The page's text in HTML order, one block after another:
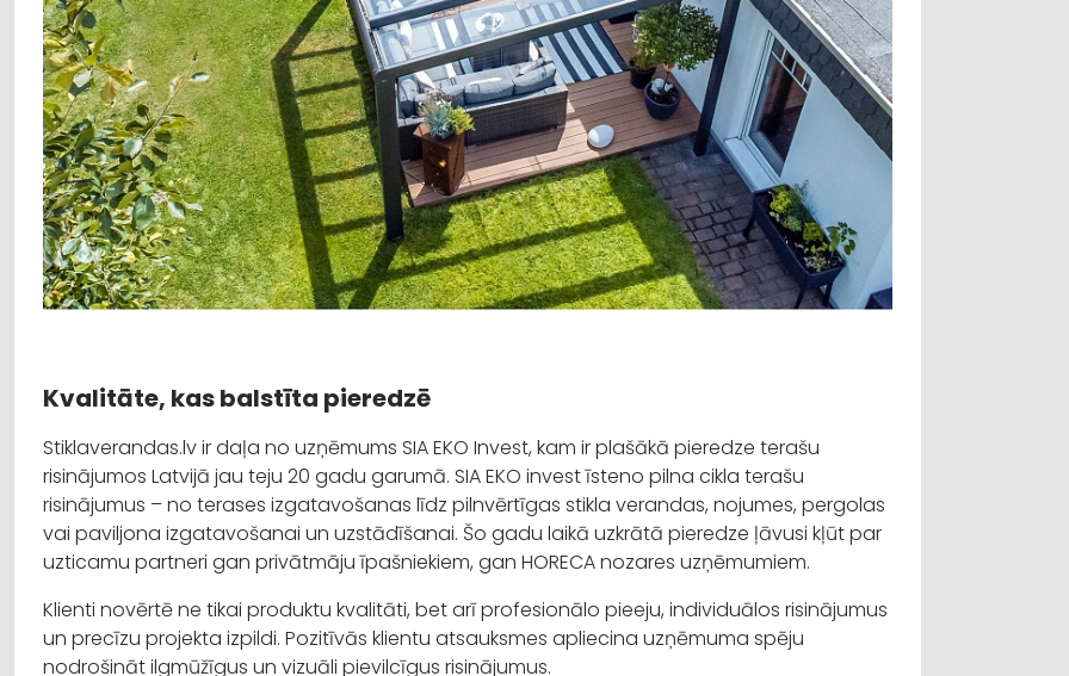
Kvalitāte, kas balstīta pieredzē
Stiklaverandas.lv ir daļa no uzņēmums SIA EKO Invest, kam ir plašākā pieredze terašu
risinājumos Latvijā jau teju 20 gadu garumā. SIA EKO invest īsteno pilna cikla terašu
risinājumus – no terases izgatavošanas līdz pilnvērtīgas stikla verandas, nojumes, pergolas
vai paviljona izgatavošanai un uzstādīšanai. Šo gadu laikā uzkrātā pieredze ļāvusi kļūt par
uzticamu partneri gan privātmāju īpašniekiem, gan HORECA nozares uzņēmumiem.
Klienti novērtē ne tikai produktu kvalitāti, bet arī profesionālo pieeju, individuālos risinājumus
un precīzu projekta izpildi. Pozitīvās klientu atsauksmes apliecina uzņēmuma spēju
nodrošināt ilgmūžīgus un vizuāli pievilcīgus risinājumus.